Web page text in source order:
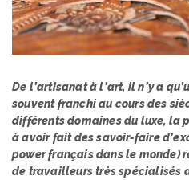
De l’artisanat à l’art, il n’y a
souvent franchi au cours des
différents domaines du luxe, la
à avoir fait des savoir-faire
power français dans le monde)
de travailleurs très spécialisés